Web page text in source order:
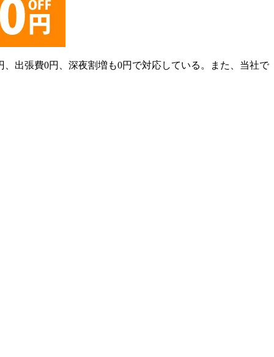
出張費0円、深夜割増も0円で対応している。また、当社で